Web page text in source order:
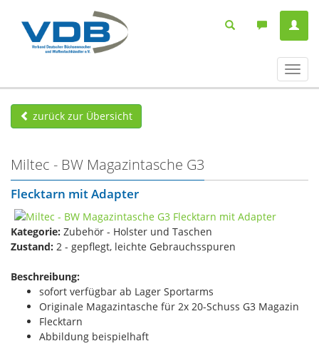
ein-/
zurück zur Übersicht
Miltec - BW Magazintasche G3
Flecktarn mit Adapter
Kategorie: Zubehör - Holster und Taschen
Zustand: 2 - gepflegt, leichte Gebrauchsspuren
Beschreibung:
sofort verfügbar ab Lager Sportarms
Originale Magazintasche für 2x 20-Schuss G3 Magazin
Flecktarn
Abbildung beispielhaft